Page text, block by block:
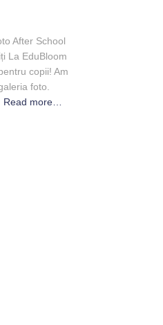
After School
La EduBloom
copii! Am
foto.
Read more…